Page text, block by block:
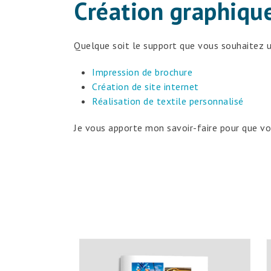
Création
Quelque soit le support que vous souhaitez
Impression de brochure
Création de site internet
Réalisation de textile personnalisé
Je vous apporte mon savoir-faire pour que